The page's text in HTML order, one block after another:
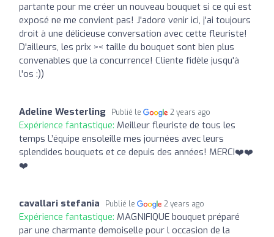
partante pour me créer un nouveau bouquet si ce qui est
exposé ne me convient pas! J'adore venir ici, j'ai toujours
droit à une délicieuse conversation avec cette fleuriste!
D'ailleurs, les prix >< taille du bouquet sont bien plus
convenables que la concurrence! Cliente fidèle jusqu'à
l'os :))
Adeline Westerling Publié le 2 years ago
Expérience fantastique: Meilleur fleuriste de tous les
temps L’équipe ensoleille mes journées avec leurs
splendides bouquets et ce depuis des années! MERCI❤️❤️
❤️
cavallari stefania Publié le 2 years ago
Expérience fantastique: MAGNIFIQUE bouquet préparé
par une charmante demoiselle pour l occasion de la